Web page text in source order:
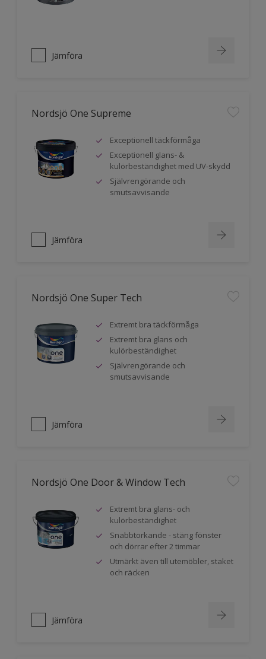
Jämföra
Nordsjö One Supreme
Exceptionell täckförmåga
Exceptionell glans- &
kulörbeständighet med UV-skydd
Självrengörande och
smutsavvisande
Jämföra
Nordsjö One Super Tech
Extremt bra täckförmåga
Extremt bra glans och
kulörbeständighet
Självrengörande och
smutsavvisande
Jämföra
Nordsjö One Door & Window Tech
Extremt bra glans- och
kulörbeständighet
Snabbtorkande - stäng fönster
och dörrar efter 2 timmar
Utmärkt även till utemöbler, staket
och räcken
Jämföra